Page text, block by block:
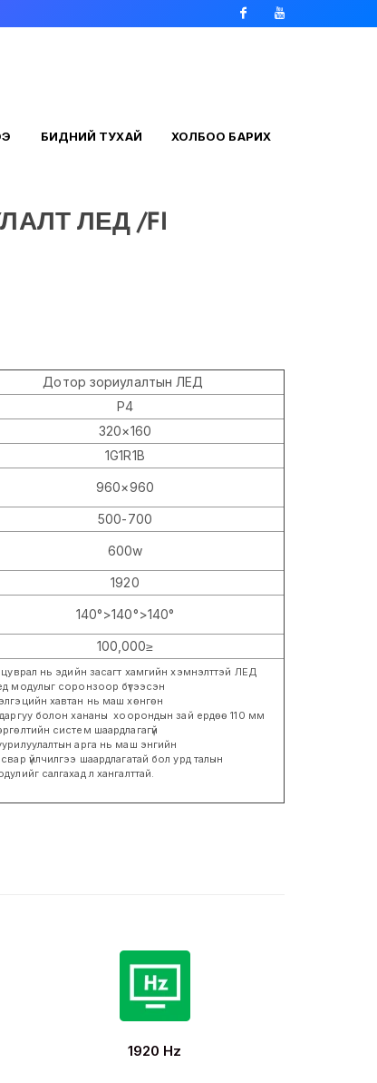
БИДНИЙ ТУХАЙ ХОЛБОО БАРИХ
ЛЕД /FI
Дотор зориулалтын ЛЕД
P4
320×160
1G1R1B
960×960
500-700
600w
1920
140°>140°>140°
100,000≥
цуврал нь эдийн засагт хамгийн хэмнэлттэй ЛЕД
модулыг соронзоор бүтээсэн
хавтан нь маш хөнгөн
болон хананы хоорондын зай ердөө 110 мм
систем шаардлагагүй
арга нь маш энгийн
үйлчилгээ шаардлагатай бол урд талын
салгахад л хангалттай.
1920 Hz